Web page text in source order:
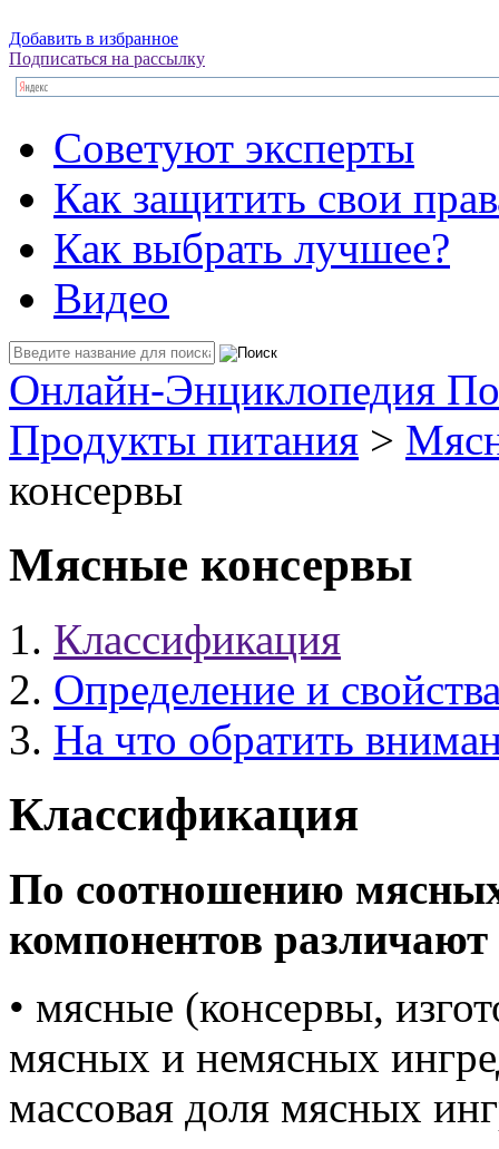
Добавить в избранное
Подписаться на рассылку
Советуют эксперты
Как защитить свои
Как выбрать лучшее?
Видео
Онлайн-Энциклопедия
Продукты питания >
консервы
Мясные консервы
Классификация
Определение и
На что обратить
Классификация
По соотношению
компонентов
• мясные (консервы,
мясных и немясных
массовая доля мясных